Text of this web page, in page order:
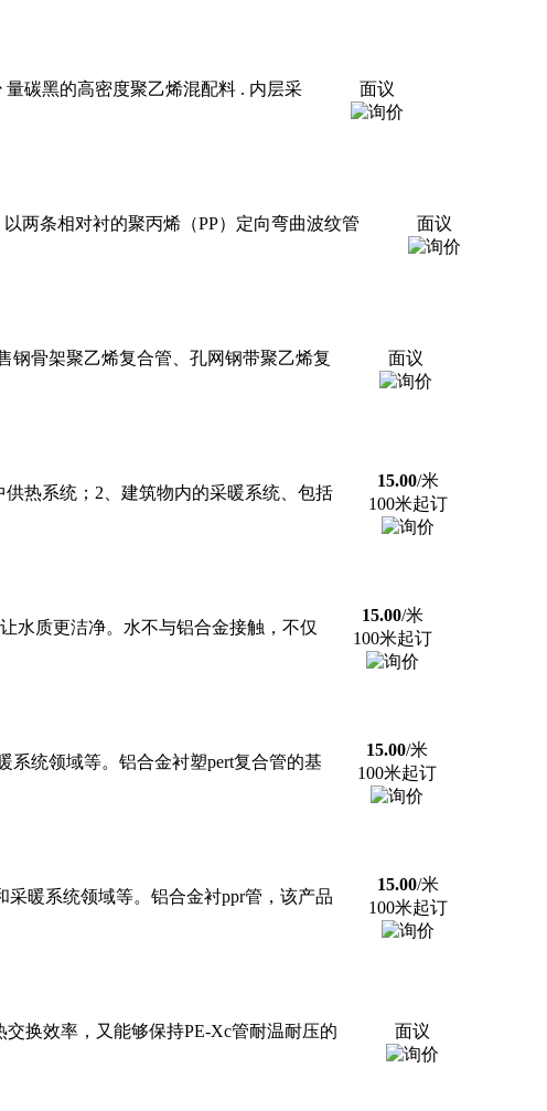
碳黑的高密度聚乙烯混配料 . 内层采
面议
两条相对衬的聚丙烯（PP）定向弯曲波纹管
面议
钢骨架聚乙烯复合管、孔网钢带聚乙烯复
面议
热系统；2、建筑物内的采暖系统、包括
15.00/米
100米起订
水质更洁净。水不与铝合金接触，不仅
15.00/米
100米起订
系统领域等。铝合金衬塑pert复合管的基
15.00/米
100米起订
采暖系统领域等。铝合金衬ppr管，该产品
15.00/米
100米起订
换效率，又能够保持PE-Xc管耐温耐压的
面议